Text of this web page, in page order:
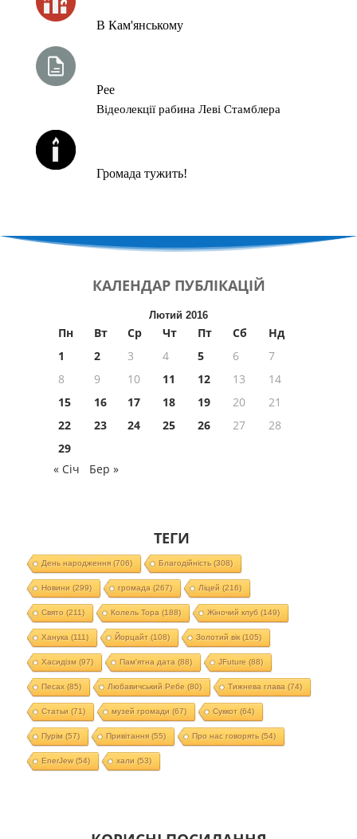
В Кам'янському
Рее
Відеолекції рабина Леві Стамблера
Громада тужить!
КАЛЕНДАР ПУБЛІКАЦІЙ
Лютий 2016
Пн Вт Ср Чт Пт Сб
Нд
1
2 3 4 5 6
7
8
9 10 11 12 13
14
15
16 17 18 19 20
21
22
23 24 25 26 27
28
29
« Січ
Бер »
ТЕГИ
День народження(706) Благодійність(308)
Новини (299) громада (267) Ліцей (216)
Свято (211) Колель Тора (188) Жіночий клуб (149)
Ханука (111) Йорцайт (108) Золотий вік(105)
Хасидізм (97) Пам'ятна дата (88) JFuture (88)
Песах(85) Любавичський Ребе (80) Тижнева глава (74)
Статьи (71) музей громади (67) Суккот (64)
Пурім (57) Привітання(55) Про нас говорять(54)
EnerJew(54) хали (53)